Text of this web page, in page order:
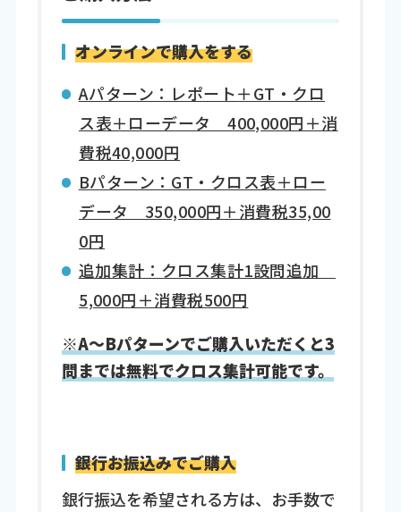
オンラインで購入をする
Aパターン：レポート＋GT・クロ
ス表＋ローデータ 400,000円＋消
費税40,000円
Bパターン：GT・クロス表＋ロー
データ 350,000円＋消費税35,00
0円
追加集計：クロス集計1設問追加
5,000円＋消費税500円
※A～Bパターンでご購入いただくと3
問までは無料でクロス集計可能です。
銀行お振込みでご購入
銀行振込を希望される方は、お手数で